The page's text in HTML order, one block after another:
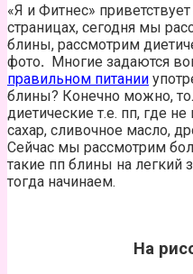
«Я и Фитнес»
страницах, сегодня мы
блины, рассмотрим
фото. Многие задаются
правильном питании
блины? Конечно можно,
диетические т.е. пп, где
сахар, сливочное масло,
Сейчас мы рассмотрим
такие пп блины на легкий
тогда начинаем.
На